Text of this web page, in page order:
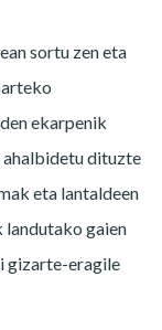
sortu zen eta
ekarpenik
dituzte
eta lantaldeen
gaien
gizarte-eragile